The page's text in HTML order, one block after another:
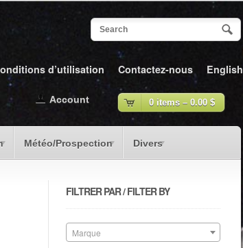
d’utilisation Contactez-nous English
Météo/Prospection Divers
0 items – 0.00 $
Account
FILTRER PAR / FILTER BY
Marque